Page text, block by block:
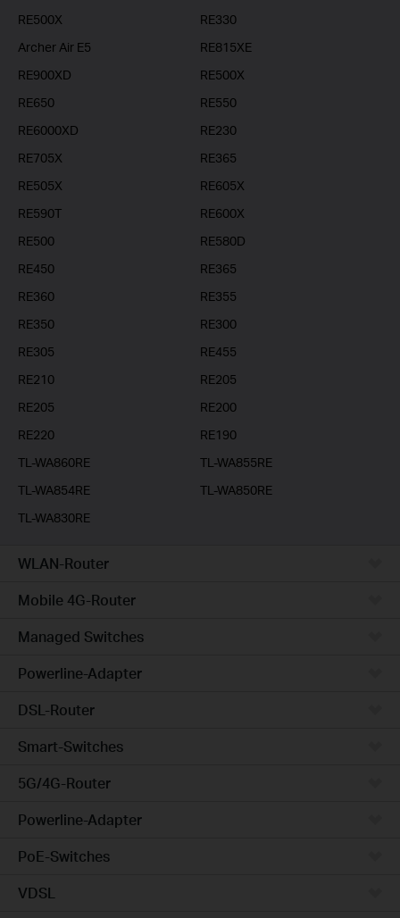
RE500X
RE330
Archer Air E5
RE815XE
RE900XD
RE500X
RE650
RE550
RE6000XD
RE230
RE705X
RE365
RE505X
RE605X
RE590T
RE600X
RE500
RE580D
RE450
RE365
RE360
RE355
RE350
RE300
RE305
RE455
RE210
RE205
RE205
RE200
RE220
RE190
TL-WA860RE
TL-WA855RE
TL-WA854RE
TL-WA850RE
TL-WA830RE
WLAN-Router
Mobile 4G-Router
Managed Switches
Powerline-Adapter
DSL-Router
Smart-Switches
5G/4G-Router
Powerline-Adapter
PoE-Switches
VDSL